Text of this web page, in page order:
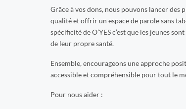
Grâce à vos dons, nous pouvons lancer
qualité et offrir un espace de parole sans
spécificité de O’YES c’est que les jeunes
de leur propre santé.
Ensemble, encourageons une approche
accessible et compréhensible pour tout le
Pour nous aider :